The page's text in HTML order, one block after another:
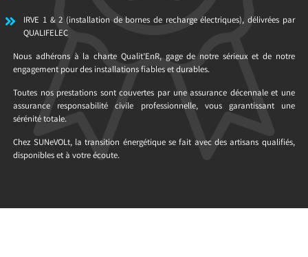
IRVE 1 & 2 (installation de bornes de recharge électriques), délivrées par
QUALIFELEC
Nous adhérons à la charte Qualit’EnR, gage de notre sérieux et de notre
engagement pour des installations fiables et durables.
Toutes nos prestations sont couvertes par une assurance décennale et une
assurance responsabilité civile professionnelle, vous garantissant une
sérénité totale.
Chez SUNeVOLt, la transition énergétique se fait avec des artisans qualifiés,
disponibles et à votre écoute.